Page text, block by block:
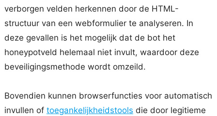
verborgen velden herkennen door de HTML-
structuur van een webformulier te analyseren. In
deze gevallen is het mogelijk dat de bot het
honeypotveld helemaal niet invult, waardoor deze
beveiligingsmethode wordt omzeild.
Bovendien kunnen browserfuncties voor automatisch
invullen of toegankelijkheidstools die door legitieme